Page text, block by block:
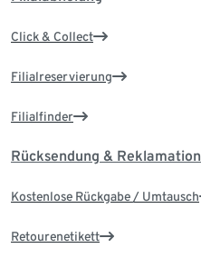
Click & Collect
Filialreservierung
Filialfinder
Rücksendung & Reklamation
Kostenlose Rückgabe / Umtausch
Retourenetikett